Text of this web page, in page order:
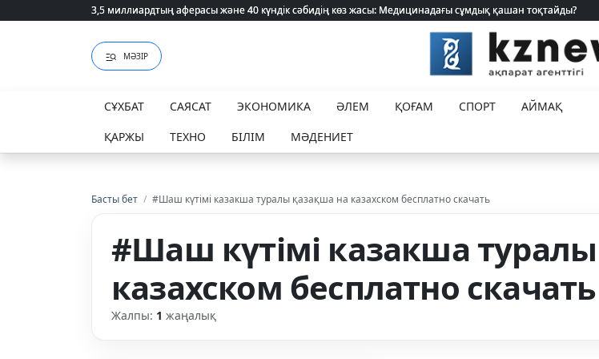
3,5 миллиардтың аферасы және 40 күндік сәбидің көз жасы: Медицинадағы сұмдық қашан тоқтайды?
3,5 миллиардтың аферасы және 40 күндік сәбидің көз жасы: Медицинадағы сұмдық қашан тоқтайды?
МӘЗІР
СҰХБАТ САЯСАТ ЭКОНОМИКА ӘЛЕМ ҚОҒАМ СПОРТ
АЙМАҚ
ҚАРЖЫ
ТЕХНО БІЛІМ МӘДЕНИЕТ
Басты бет / #Шаш күтімі казакша туралы қазақша на казахском бесплатно скачать
#Шаш күтімі казакша
казахском бесплатно скачать
Жалпы: 1 жаңалық